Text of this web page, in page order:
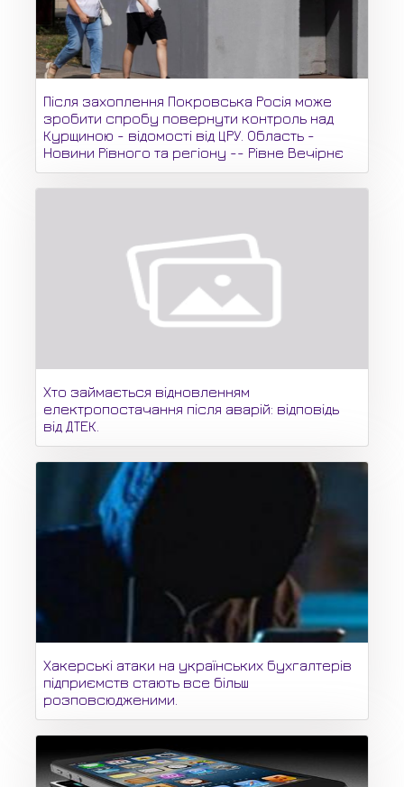
Після захоплення Покровська Росія може
зробити спробу повернути контроль над
Курщиною - відомості від ЦРУ. Область -
Новини Рівного та регіону -- Рівне Вечірнє
Хто займається відновленням
електропостачання після аварій: відповідь
від ДТЕК.
Хакерські атаки на українських бухгалтерів
підприємств стають все більш
розповсюдженими.